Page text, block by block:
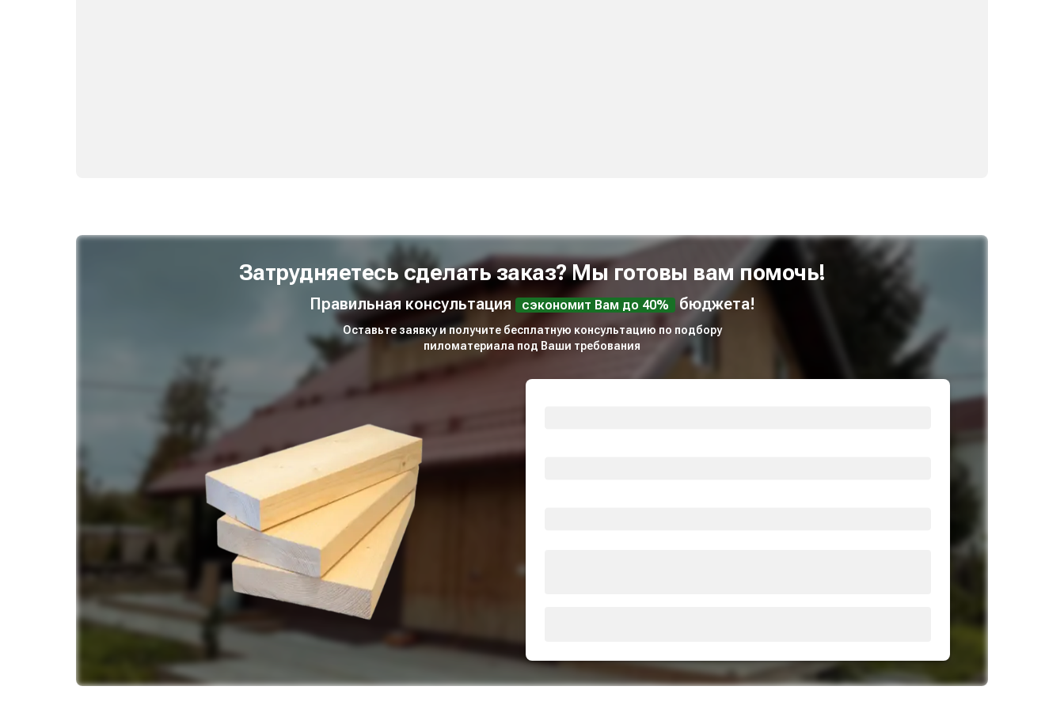
Затрудняетесь сделать заказ? Мы готовы вам помочь!
Правильная консультация сэкономит Вам до 40% бюджета!
Оставьте заявку и получите бесплатную консультацию по подбору
пиломатериала под Ваши требования